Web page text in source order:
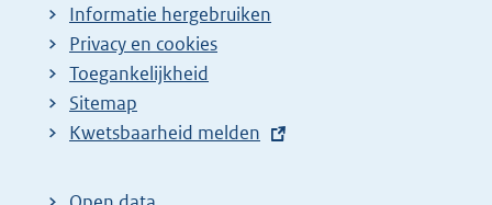
Informatie hergebruiken
Privacy en cookies
Toegankelijkheid
Sitemap
E
t
Kwetsbaarheid melden